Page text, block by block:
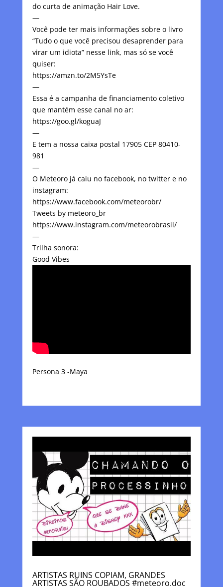
do curta de animação Hair Love.
—
Você pode ter mais informações sobre o livro
“Tudo o que você precisou desaprender para
virar um idiota” nesse link, mas só se você
quiser:
https://amzn.to/2M5YsTe
—
Essa é a campanha de financiamento coletivo
que mantém esse canal no ar:
https://goo.gl/koguaJ
—
E tem a nossa caixa postal 17905 CEP 80410-
981
—
O Meteoro já caiu no facebook, no twitter e no
instagram:
https://www.facebook.com/meteorobr/
Tweets by meteoro_br
https://www.instagram.com/meteorobrasil/
—
Trilha sonora:
Good Vibes
Persona 3 -Maya
ARTISTAS RUINS COPIAM, GRANDES
ARTISTAS SÃO ROUBADOS #meteoro.doc